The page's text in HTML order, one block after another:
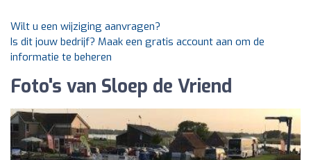
Wilt u een wijziging aanvragen?
Is dit jouw bedrijf? Maak een gratis account aan om de
informatie te beheren
Foto's van Sloep de Vriend